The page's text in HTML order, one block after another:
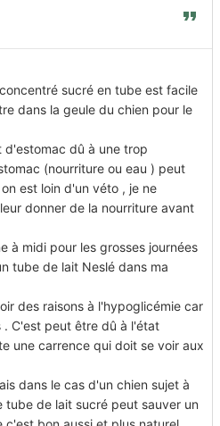
sucré en tube est facile
dans la geule du chien pour le
d'estomac dû à une trop
(nourriture ou eau ) peut
est loin d'un véto , je ne
donner de la nourriture avant
à midi pour les grosses journées
tube de lait Neslé dans ma
des raisons à l'hypoglicémie car
. C'est peut être dû à l'état
une carrence qui doit se voir aux
dans le cas d'un chien sujet à
tube de lait sucré peut sauver un